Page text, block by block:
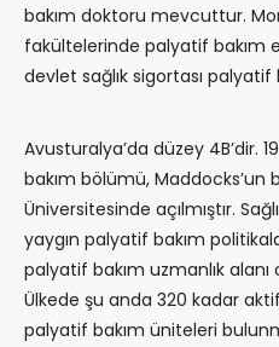
bakım doktoru mevcuttur.
fakültelerinde palyatif bakım
devlet sağlık sigortası palyatif
Avusturalya’da düzey 4B’dir.
bakım bölümü, Maddocks’un
Üniversitesinde açılmıştır.
yaygın palyatif bakım
palyatif bakım uzmanlık
Ülkede şu anda 320 kadar
palyatif bakım üniteleri